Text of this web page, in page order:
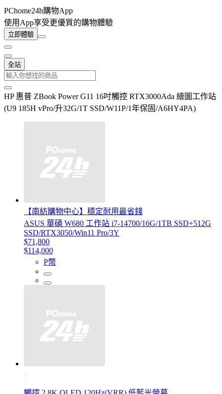
PChome24h購物App
使用App享受更優質的購物體驗
立即體驗
全站
HP 惠普 ZBook Power G11 16吋觸控 RTX3000Ada 繪圖工作站
(U9 185H vPro/升32G/1T SSD/W11P/1年保固/A6HY4PA)
【南紡購物中心】穩定耐用最省錢
ASUS 華碩 W680 工作站 i7-14700/16G/1TB SSD+512G
SSD/RTX3050/Win11 Pro/3Y
$71,800
$114,000
P幣